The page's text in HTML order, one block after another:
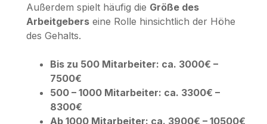
Außerdem spielt häufig die Größe des
Arbeitgebers eine Rolle hinsichtlich der Höhe
des Gehalts.
Bis zu 500 Mitarbeiter: ca. 3000€ –
7500€
500 – 1000 Mitarbeiter: ca. 3300€ –
8300€
Ab 1000 Mitarbeiter: ca. 3900€ – 10500€